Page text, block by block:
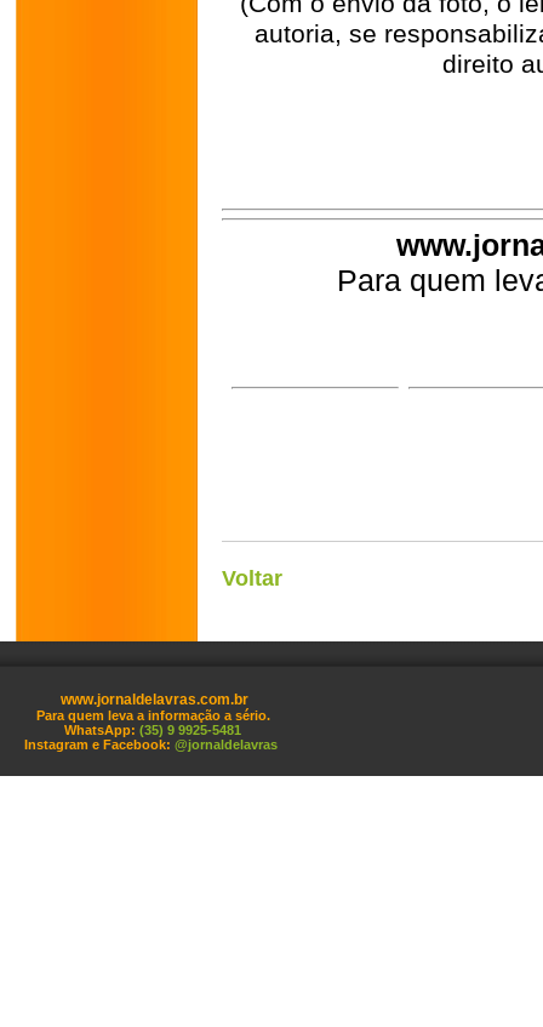
autoria, se
direito
Para quem
Voltar
www.jornaldelavras.com.br
Para quem leva a informação a sério.
WhatsApp: (35) 9 9925-5481
Instagram e Facebook: @jornaldelavras